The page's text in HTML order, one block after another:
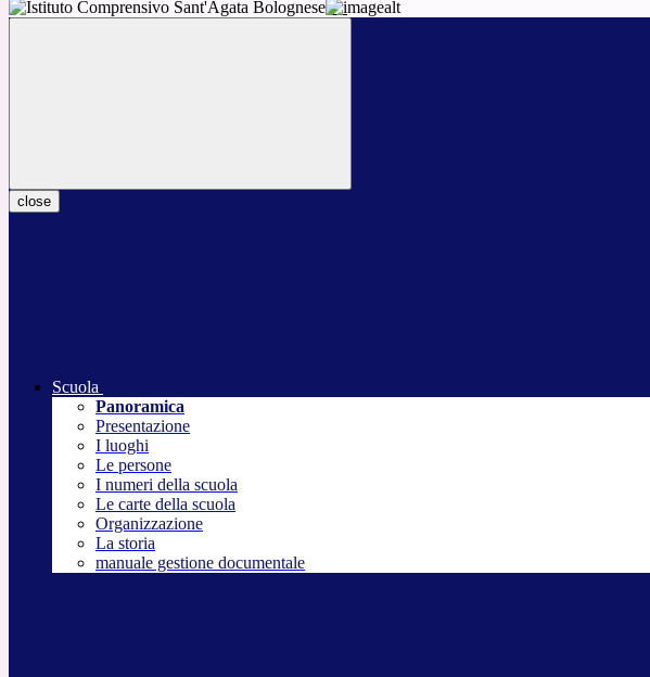
close
Scuola
Panoramica
Presentazione
I luoghi
Le persone
I numeri della scuola
Le carte della scuola
Organizzazione
La storia
manuale gestione documentale